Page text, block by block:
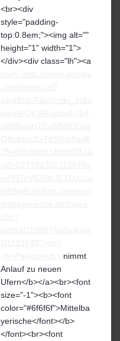
<br><div
style="padding-
top:0.8em;"><img alt=""
height="1" width="1">
</div><div class="lh"><a
nimmt
Anlauf zu neuen
Ufern</b></a><br><font
size="-1"><b><font
color="#6f6f6f">Mittelba
yerische</font></b>
</font><br><font